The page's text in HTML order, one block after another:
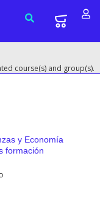
course(s) and group(s).
y Economía
formación